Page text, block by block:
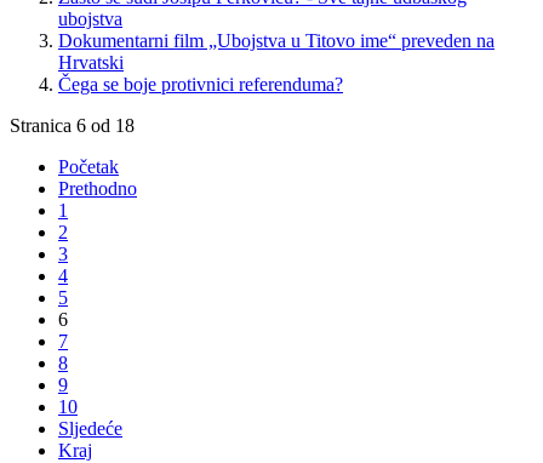
ubojstva
Dokumentarni film „Ubojstva u Titovo ime“ preveden na
Hrvatski
Čega se boje protivnici referenduma?
Stranica 6 od 18
Početak
Prethodno
1
2
3
4
5
6
7
8
9
10
Sljedeće
Kraj